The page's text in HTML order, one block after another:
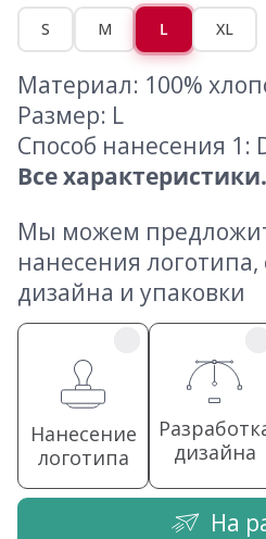
S M L XL
Материал: 100%
Размер: L
Способ нанесения 1:
Все
Мы можем
нанесения логотипа,
дизайна и упаковки
Нанесение
логотипа
дизайна
На